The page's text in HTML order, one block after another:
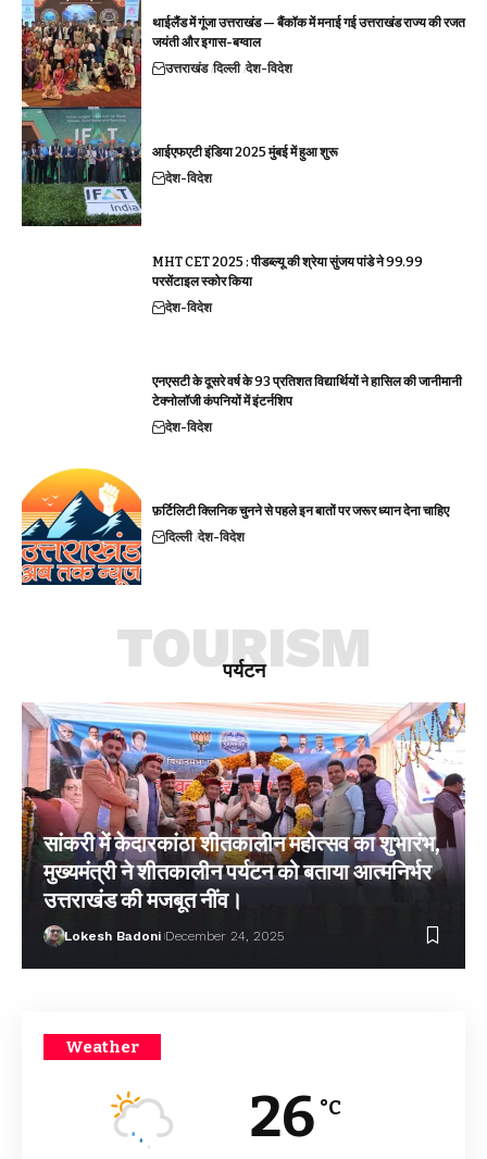
थाईलैंड में गूंजा उत्तराखंड — बैंकॉक में मनाई गई उत्तराखंड राज्य की रजत
जयंती और इगास-बग्वाल
उत्तराखंड दिल्ली देश-विदेश
आईएफएटी इंडिया 2025 मुंबई में हुआ शुरू
देश-विदेश
MHT CET 2025 : पीडब्ल्यू की श्रेया सुंजय पांडे ने 99.99
परसेंटाइल स्कोर किया
देश-विदेश
एनएसटी के दूसरे वर्ष के 93 प्रतिशत विद्यार्थियों ने हासिल की जानीमानी
टेक्नोलॉजी कंपनियों में इंटर्नशिप
देश-विदेश
फ़र्टिलिटी क्लिनिक चुनने से पहले इन बातों पर जरूर ध्यान देना चाहिए
दिल्ली देश-विदेश
पर्यटन
TOURISM
सांकरी में केदारकांठा शीतकालीन महोत्सव का शुभारंभ,
मुख्यमंत्री ने शीतकालीन पर्यटन को बताया आत्मनिर्भर
उत्तराखंड की मजबूत नींव।
Lokesh Badoni December 24, 2025
Weather
26 °C